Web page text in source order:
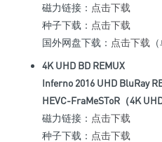
磁力链接： 点击下载
种子下载： 点击下载
国外网盘下载： 点击下载
4K UHD BD REMUX
Inferno 2016 UHD BluRay
HEVC-FraMeSToR（4K
磁力链接： 点击下载
种子下载： 点击下载